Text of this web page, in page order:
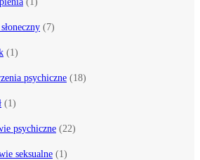
(7)
(1)
psychiczne (18)
(1)
psychiczne (22)
seksualne (1)